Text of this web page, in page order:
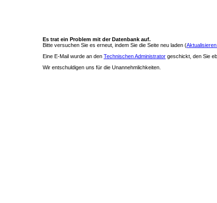
Es trat ein Problem mit der Datenbank auf.
Bitte versuchen Sie es erneut, indem Sie die Seite neu laden (
Eine E-Mail wurde an den Technischen Administrator geschickt, den Sie
Wir entschuldigen uns für die Unannehmlichkeiten.